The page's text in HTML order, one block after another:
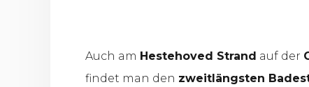
Auch am Hestehoved Strand auf der
findet man den zweitlängsten